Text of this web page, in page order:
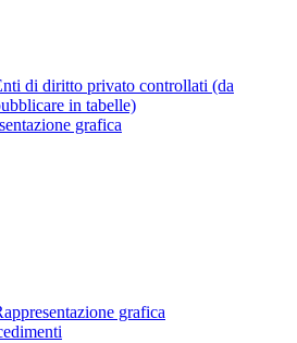
di diritto privato controllati (da
in tabelle)
grafica
grafica